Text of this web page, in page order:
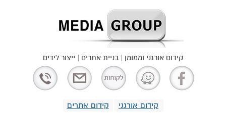
קידום אורגני קידום אתרים
קידום אורגני וממומן | בניית אתרים | ייצור לידים